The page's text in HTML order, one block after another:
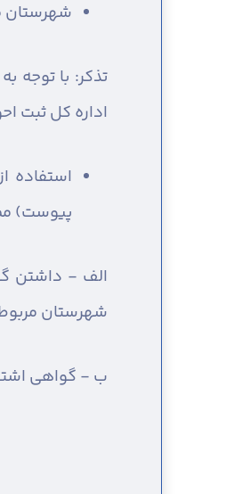
شهرستان
تذکر: با توجه
اداره کل ثبت
استفاده
پیوست)
الف - داشتن
شهرستان
ب - گواهی